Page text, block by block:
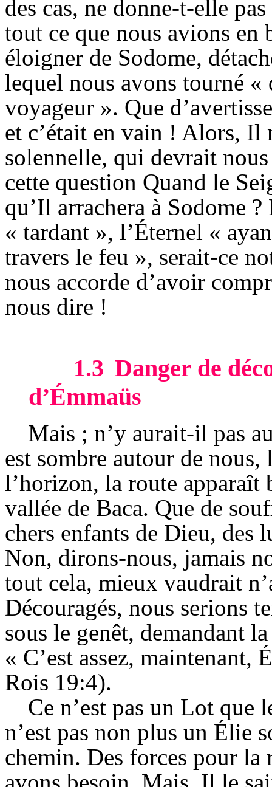
des cas, ne donne-t-elle
tout ce que nous avions
éloigner de Sodome,
lequel nous avons tourné «
voyageur ». Que
et c’était en vain ! Alors, Il
solennelle, qui devrait
cette question Quand le
qu’Il arrachera à Sodome
« tardant », l’Éternel «
travers le feu », serait-ce
nous accorde d’avoir
nous dire !
1.3 Danger de
d’Émmaüs
Mais ; n’y aurait-il pas
est sombre autour de nous,
l’horizon, la route
vallée de Baca. Que de
chers enfants de Dieu, des
Non, dirons-nous, jamais
tout cela, mieux vaudrait
Découragés, nous serions
sous le genêt, demandant
« C’est assez, maintenant,
Rois 19:4).
Ce n’est pas un Lot que
n’est pas non plus un Élie
chemin. Des forces pour la